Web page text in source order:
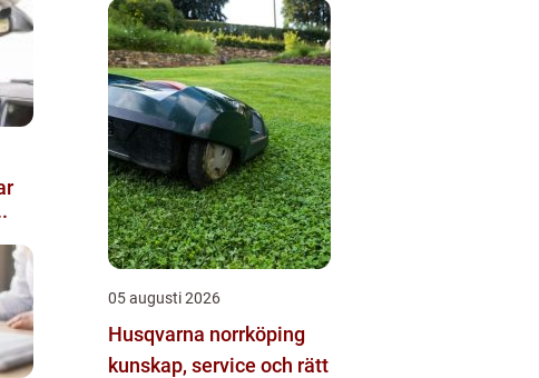
05 augusti 2026
Husqvarna norrköping
kunskap, service och rätt